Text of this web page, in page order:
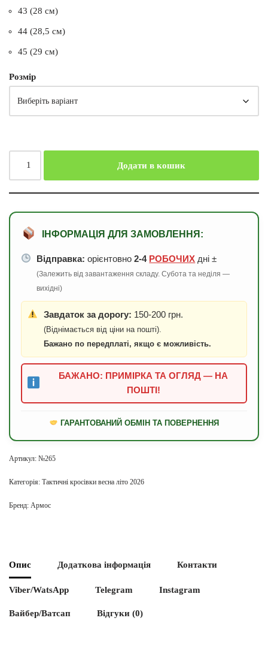
43 (28 см)
44 (28,5 см)
45 (29 см)
Розмір
Додати в кошик
ІНФОРМАЦІЯ ДЛЯ ЗАМОВЛЕННЯ:
Відправка: орієнтовно2-4 РОБОЧИХ дні ±
(Залежить від завантаження складу. Субота та неділя —
вихідні)
Завдаток за дорогу: 150-200 грн.
(Віднімається від ціни на пошті).
Бажано по передплаті, якщо є можливість.
БАЖАНО: ПРИМІРКА ТА ОГЛЯД — НА
ПОШТІ!
ГАРАНТОВАНИЙ ОБМІН ТА ПОВЕРНЕННЯ
Артикул: №265
Категорія: Тактичні кросівки весна літо 2026
Бренд: Армос
Опис Додаткова інформація Контакти
Viber/WatsApp Telegram Instagram
Вайбер/Ватсап Відгуки (0)